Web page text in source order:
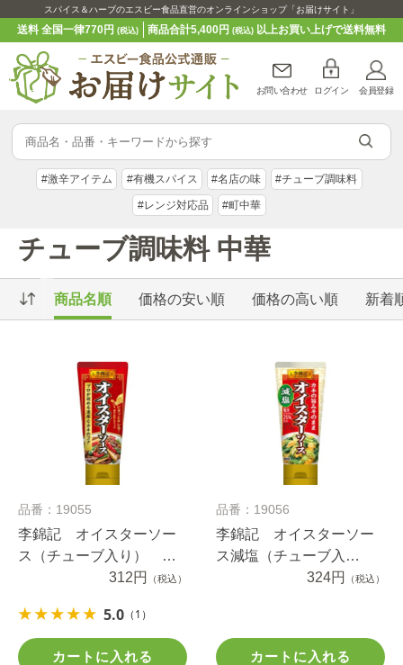
スパイス＆ハーブのエスビー食品直営のオンラインショップ「お届けサイト」
送料 全国一律770円(税込) 商品合計5,400円 (税込)以上お買い上げで送料無料
お問い合わせ ログイン 会員登録
#激辛アイテム #有機スパイス #名店の味 #チューブ調味料
#レンジ対応品 #町中華
チューブ調味料 中華
商品名順 価格の安い順 価格の高い順 新着
品番：19055
李錦記 オイスターソー
ス（チューブ入り） ９
312円 （税込）
5.0 （1）
カートに入れる
品番：19056
李錦記 オイスターソー
ス減塩（チューブ入
324円 （税込）
カートに入れる